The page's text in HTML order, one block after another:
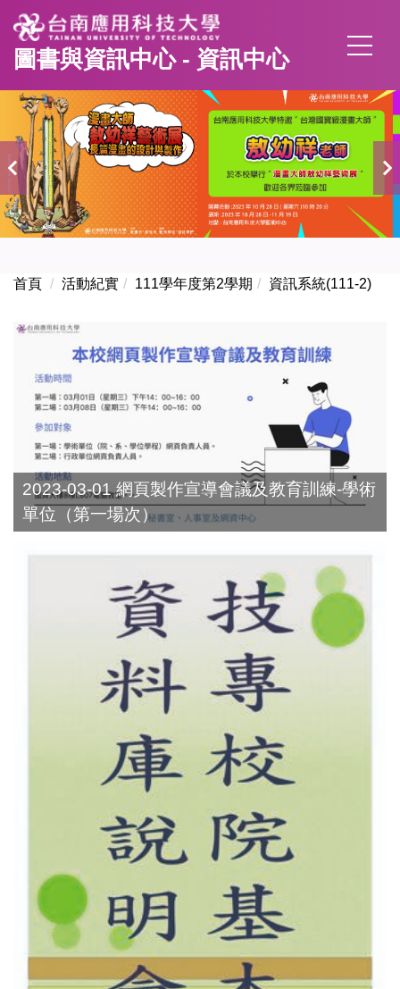
跳
到
主
內
區
圖書與資訊中心 - 資訊中心
首頁 活動紀實 111學年度第2學期 資訊系統(111-2)
2023-03-01 網頁製作宣導會議及教育訓練-學術
單位（第一場次）